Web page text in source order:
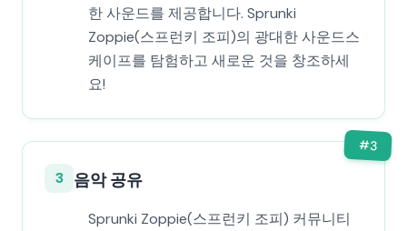
한 사운드를 제공합니다. Sprunki
Zoppie(스프런키 조피)의 광대한 사운드스
케이프를 탐험하고 새로운 것을 창조하세
요!
#3
3 음악 공유
Sprunki Zoppie(스프런키 조피) 커뮤니티